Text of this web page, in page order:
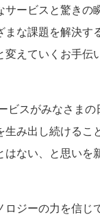
ービスと驚きの
まな課題を解決す
変えていくお手伝
ビスがみなさまの
み出し続けるこ
ない、と思いを
ジーの力を信じ